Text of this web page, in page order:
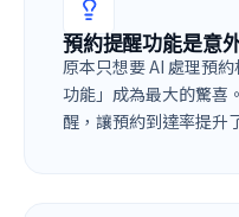
預約提醒功能是意
原本只想要 AI 處理預
功能」成為最大的驚喜
醒，讓預約到達率提升